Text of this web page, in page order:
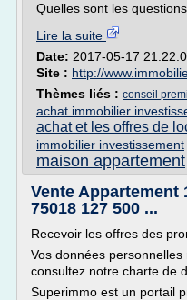
Quelles sont les
Lire la suite
Date: 2017-05-17
Site : http://
Thèmes liés : conseil
achat immobilier
achat et les offres de
immobilier investissement
maison appartement
Vente Appartement
75018 127 500 ...
Recevoir les offres des
Vos données personnelles
consultez notre charte de
Superimmo est un portail